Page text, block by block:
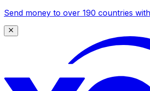
Send money to over 190 countries